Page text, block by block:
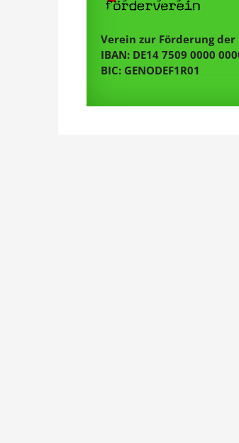
Verein zur Förderung
IBAN: DE14 7509 0000
BIC: GENODEF1R01